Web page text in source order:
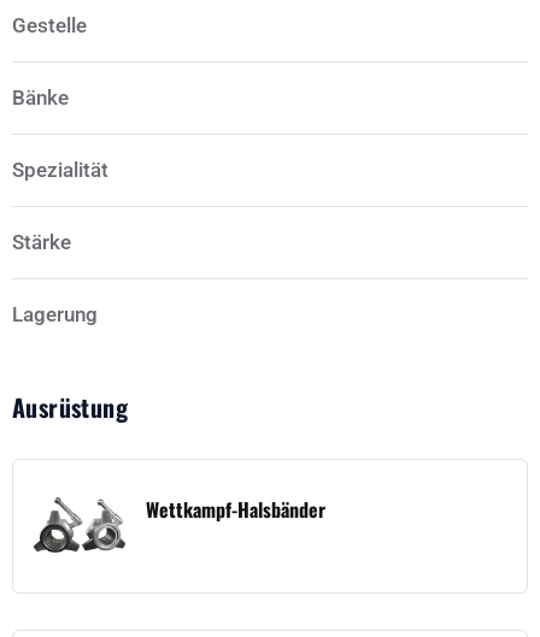
Gestelle
Bänke
Spezialität
Stärke
Lagerung
Ausrüstung
Wettkampf-Halsbänder